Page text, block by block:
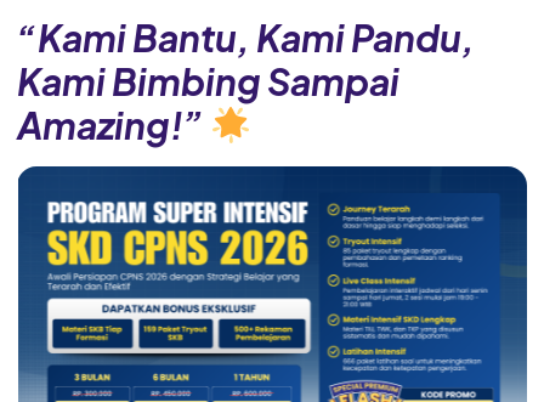
“Kami Bantu, Kami Pandu,
Kami Bimbing Sampai
Amazing!”